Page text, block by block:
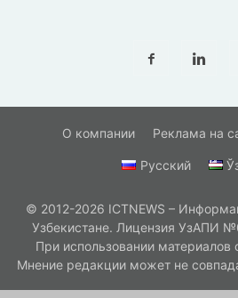
О компании Реклама на
Русский
© 2012-2026 ICTNEWS –
Узбекистане. Лицензия УзАПИ
При использовании материалов
Мнение редакции может не